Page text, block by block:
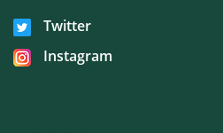
Twitter
Instagram